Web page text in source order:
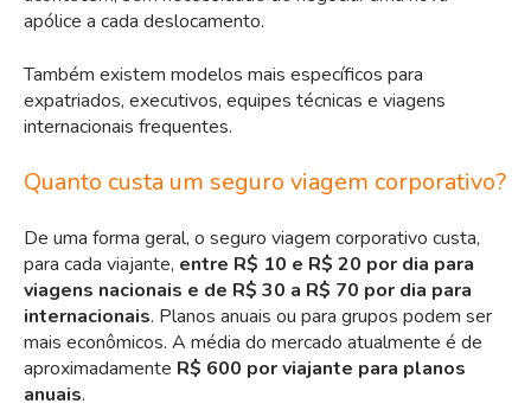
apólice a cada deslocamento.
Também existem modelos mais específicos para
expatriados, executivos, equipes técnicas e viagens
internacionais frequentes.
Quanto custa um seguro viagem corporativo?
De uma forma geral, o seguro viagem corporativo custa,
para cada viajante, entre R$ 10 e R$ 20 por dia para
viagens nacionais e de R$ 30 a R$ 70 por dia para
internacionais. Planos anuais ou para grupos podem ser
mais econômicos. A média do mercado atualmente é de
aproximadamente R$ 600 por viajante para planos
anuais.